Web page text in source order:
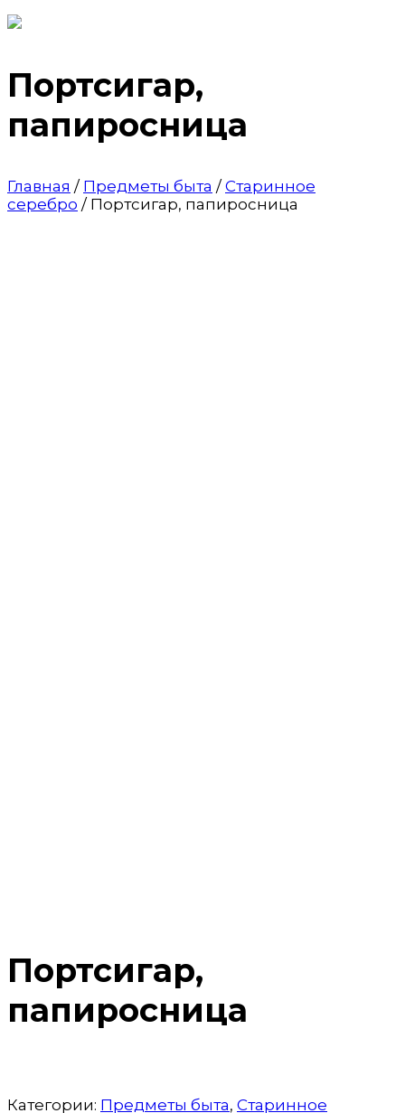
Портсигар,
папиросница
Главная / Предметы быта /Старинное
серебро / Портсигар, папиросница
Портсигар,
папиросница
Категории: Предметы быта, Старинное